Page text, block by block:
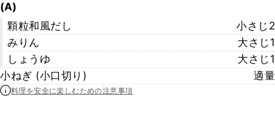
(A)
顆粒和風だし
小さじ2
みりん
大さじ1
しょうゆ
大さじ1
小ねぎ (小口切り)
適量
料理を安全に楽しむための注意事項